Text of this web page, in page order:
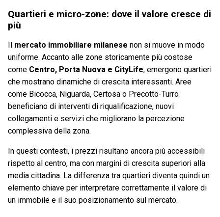
Quartieri e micro-zone: dove il valore cresce di
più
Il mercato immobiliare milanese non si muove in modo
uniforme. Accanto alle zone storicamente più costose
come Centro, Porta Nuova e CityLife, emergono quartieri
che mostrano dinamiche di crescita interessanti. Aree
come Bicocca, Niguarda, Certosa o Precotto-Turro
beneficiano di interventi di riqualificazione, nuovi
collegamenti e servizi che migliorano la percezione
complessiva della zona.
In questi contesti, i prezzi risultano ancora più accessibili
rispetto al centro, ma con margini di crescita superiori alla
media cittadina. La differenza tra quartieri diventa quindi un
elemento chiave per interpretare correttamente il valore di
un immobile e il suo posizionamento sul mercato.